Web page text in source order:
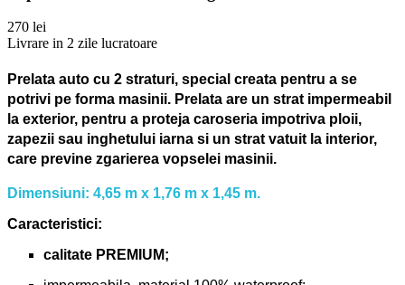
270 lei
Livrare in 2 zile lucratoare
Prelata auto cu 2 straturi, special creata pentru a se
potrivi pe forma masinii. Prelata are un strat impermeabil
la exterior, pentru a proteja caroseria impotriva ploii,
zapezii sau inghetului iarna si un strat vatuit la interior,
care previne zgarierea vopselei masinii.
Dimensiuni: 4,65 m x 1,76 m x 1,45 m.
Caracteristici:
calitate PREMIUM;